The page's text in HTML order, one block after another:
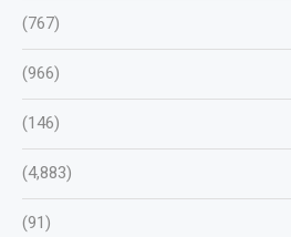
(767)
(966)
(146)
(4,883)
(91)